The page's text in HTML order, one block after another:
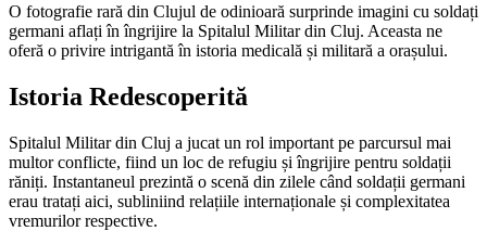
O fotografie rară din Clujul de odinioară surprinde imagini cu soldați
germani aflați în îngrijire la Spitalul Militar din Cluj. Aceasta ne
oferă o privire intrigantă în istoria medicală și militară a orașului.
Istoria Redescoperită
Spitalul Militar din Cluj a jucat un rol important pe parcursul mai
multor conflicte, fiind un loc de refugiu și îngrijire pentru soldații
răniți. Instantaneul prezintă o scenă din zilele când soldații germani
erau tratați aici, subliniind relațiile internaționale și complexitatea
vremurilor respective.